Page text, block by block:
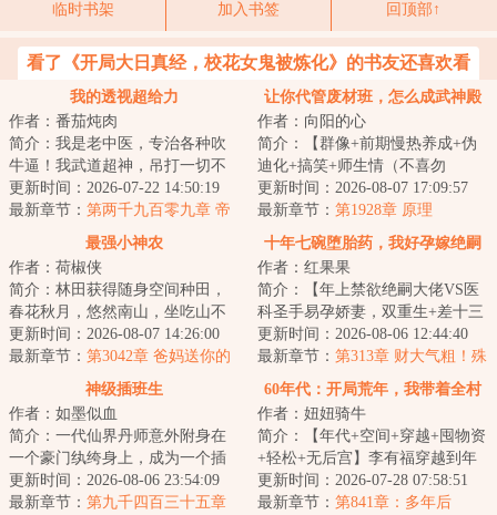
临时书架 加入书签 回顶部↑
看了《开局大日真经，校花女鬼被炼化》的书友还喜欢看
我的透视超给力
作者：番茄炖肉
简介：我是老中医，专治各种吹
牛逼！我武道超神，吊打一切不
服气！秦飞偶得神秘传承，拥有
神眼，从此医术...
更新时间：2026-07-22 14:50:19
最新章节： 第两千九百零九章 帝
境（大结局）
让你代管废材班，怎么成武神殿
了
作者：向阳的心
简介：【群像+前期慢热养成+伪
迪化+搞笑+师生情（不喜勿
入）】半个月撵走三个班主任。
面对有着人均混世魔...
更新时间：2026-08-07 17:09:57
最新章节： 第1928章 原理
最强小神农
作者：荷椒侠
简介：林田获得随身空间种田，
春花秋月，悠然南山，坐吃山不
空。他只想过好自己的小日子，
实力却不允许他...
更新时间：2026-08-07 14:26:00
最新章节： 第3042章 爸妈送你的
十年七碗堕胎药，我好孕嫁绝嗣
他悔疯了
作者：红果果
简介：【年上禁欲绝嗣大佬VS医
科圣手易孕娇妻，双重生+差十三
岁+打脸虐渣+渣夫火葬场】
&lt;br/&gt; 苏婉...
更新时间：2026-08-06 12:44:40
最新章节： 第313章 财大气粗！殊
不知是圈套
神级插班生
作者：如墨似血
简介：一代仙界丹师意外附身在
一个豪门纨绔身上，成为一个插
班生，以一身神奇仙术，混迹于
美女丛中，在都...
更新时间：2026-08-06 23:54:09
最新章节： 第九千四百三十五章
60年代：开局荒年，我带着全村
吃肉
作者：妞妞骑牛
简介：【年代+空间+穿越+囤物资
+轻松+无后宫】李有福穿越到年
灾荒年，一个和他同名同姓的男
人身上，并且...
更新时间：2026-07-28 07:58:51
最新章节： 第841章：多年后